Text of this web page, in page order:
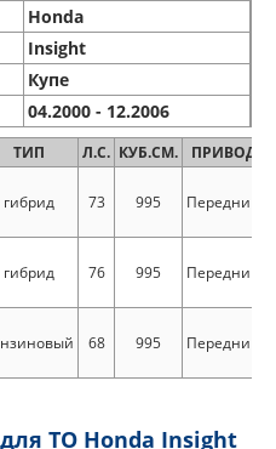
Honda
Insight
Купе
04.2000 - 12.2006
ТИП Л.С. КУБ.СМ. ПРИВОД
гибрид 73 995 Передний
гибрид 76 995 Передний
68 995 Передний
ТО Honda Insight